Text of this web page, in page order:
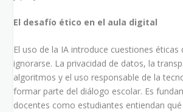
El desafío ético en el aula digital
El uso de la IA introduce cuestiones éticas
ignorarse. La privacidad de datos, la
algoritmos y el uso responsable de la
formar parte del diálogo escolar. Es
docentes como estudiantes entiendan